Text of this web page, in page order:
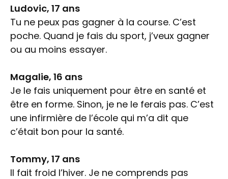
Ludovic, 17 ans
Tu ne peux pas gagner à la course. C’est
poche. Quand je fais du sport, j’veux gagner
ou au moins essayer.
Magalie, 16 ans
Je le fais uniquement pour être en santé et
être en forme. Sinon, je ne le ferais pas. C’est
une infirmière de l’école qui m’a dit que
c’était bon pour la santé.
Tommy, 17 ans
Il fait froid l’hiver. Je ne comprends pas